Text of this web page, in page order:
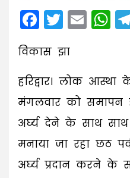
Facebook
Twitter
विकास झा
हरिद्वार। लोक
मंगलवार को समापन
अर्घ्य देने के साथ
मनाया जा रहा छठ
अर्घ्य प्रदान करने के